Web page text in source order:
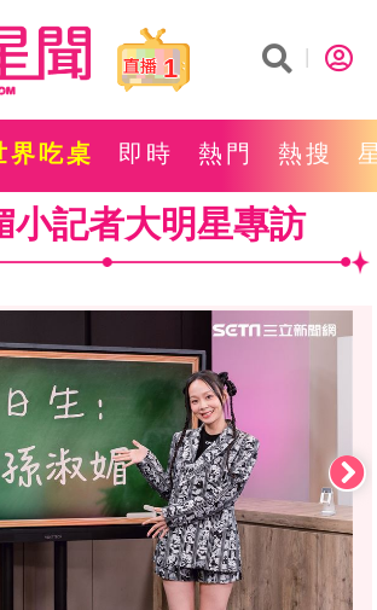
1
界吃桌 即時 熱門 熱搜
小記者大明星專訪